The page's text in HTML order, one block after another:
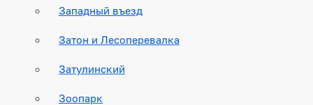
Западный въезд
Затон и Лесоперевалка
Затулинский
Зоопарк